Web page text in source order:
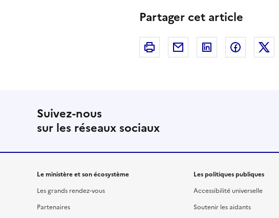
Partager cet article
Imprimer Courriel Linkedin Facebook
Suivez-nous
sur les réseaux sociaux
Le ministère et son écosystème
Les grands rendez-vous
Partenaires
Les politiques publiques
Accessibilité universelle
Soutenir les aidants